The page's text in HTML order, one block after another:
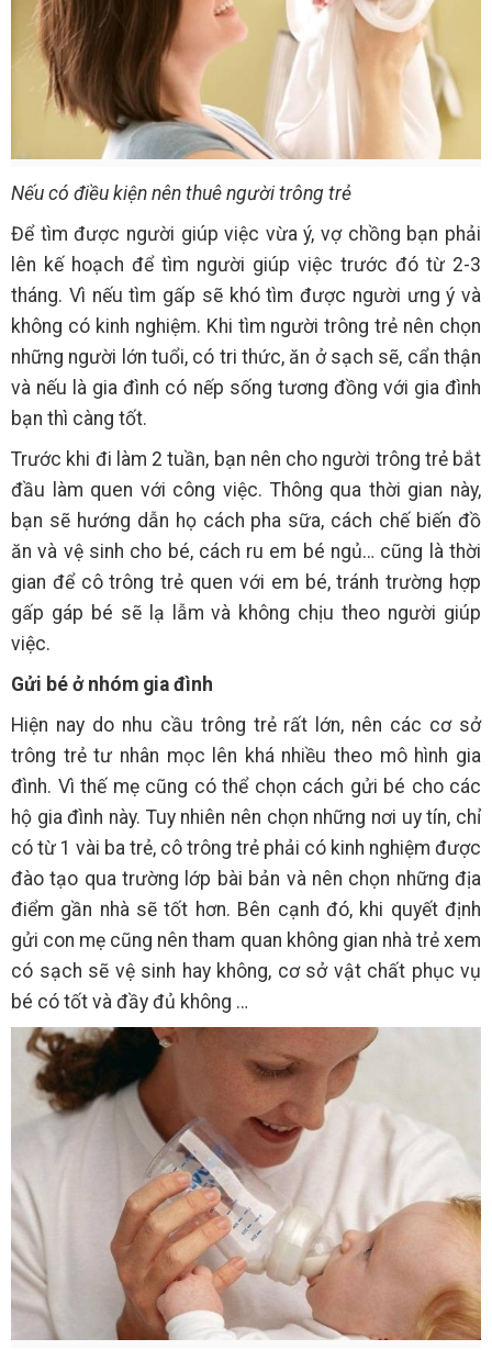
Nếu có điều kiện nên thuê người trông trẻ
Để tìm được người giúp việc vừa ý, vợ chồng bạn phải
lên kế hoạch để tìm người giúp việc trước đó từ 2-3
tháng. Vì nếu tìm gấp sẽ khó tìm được người ưng ý và
không có kinh nghiệm. Khi tìm người trông trẻ nên chọn
những người lớn tuổi, có tri thức, ăn ở sạch sẽ, cẩn thận
và nếu là gia đình có nếp sống tương đồng với gia đình
bạn thì càng tốt.
Trước khi đi làm 2 tuần, bạn nên cho người trông trẻ bắt
đầu làm quen với công việc. Thông qua thời gian này,
bạn sẽ hướng dẫn họ cách pha sữa, cách chế biến đồ
ăn và vệ sinh cho bé, cách ru em bé ngủ… cũng là thời
gian để cô trông trẻ quen với em bé, tránh trường hợp
gấp gáp bé sẽ lạ lẫm và không chịu theo người giúp
việc.
Gửi bé ở nhóm gia đình
Hiện nay do nhu cầu trông trẻ rất lớn, nên các cơ sở
trông trẻ tư nhân mọc lên khá nhiều theo mô hình gia
đình. Vì thế mẹ cũng có thể chọn cách gửi bé cho các
hộ gia đình này. Tuy nhiên nên chọn những nơi uy tín, chỉ
có từ 1 vài ba trẻ, cô trông trẻ phải có kinh nghiệm được
đào tạo qua trường lớp bài bản và nên chọn những địa
điểm gần nhà sẽ tốt hơn. Bên cạnh đó, khi quyết định
gửi con mẹ cũng nên tham quan không gian nhà trẻ xem
có sạch sẽ vệ sinh hay không, cơ sở vật chất phục vụ
bé có tốt và đầy đủ không …